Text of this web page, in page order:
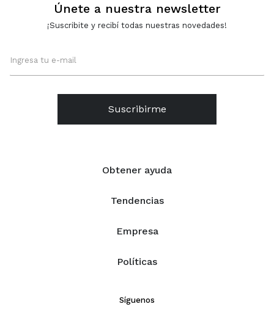
Obtener ayuda
Tendencias
Empresa
Políticas
Únete a nuestra newsletter
¡Suscribite y recibí todas nuestras novedades!
Suscribirme
Síguenos